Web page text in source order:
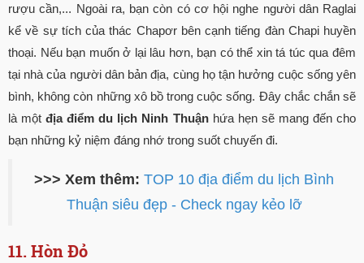
rượu cần,... Ngoài ra, bạn còn có cơ hội nghe người dân Raglai
kể về sự tích của thác Chapơr bên cạnh tiếng đàn Chapi huyền
thoại. Nếu bạn muốn ở lại lâu hơn, bạn có thể xin tá túc qua đêm
tại nhà của người dân bản địa, cùng họ tận hưởng cuộc sống yên
bình, không còn những xô bồ trong cuộc sống. Đây chắc chắn sẽ
là mộtđịa điểm du lịch Ninh Thuậnhứa hẹn sẽ mang đến cho
bạn những kỷ niệm đáng nhớ trong suốt chuyến đi.
>>> Xem thêm: TOP 10 địa điểm du lịch Bình
Thuận siêu đẹp - Check ngay kẻo lỡ
11. Hòn Đỏ